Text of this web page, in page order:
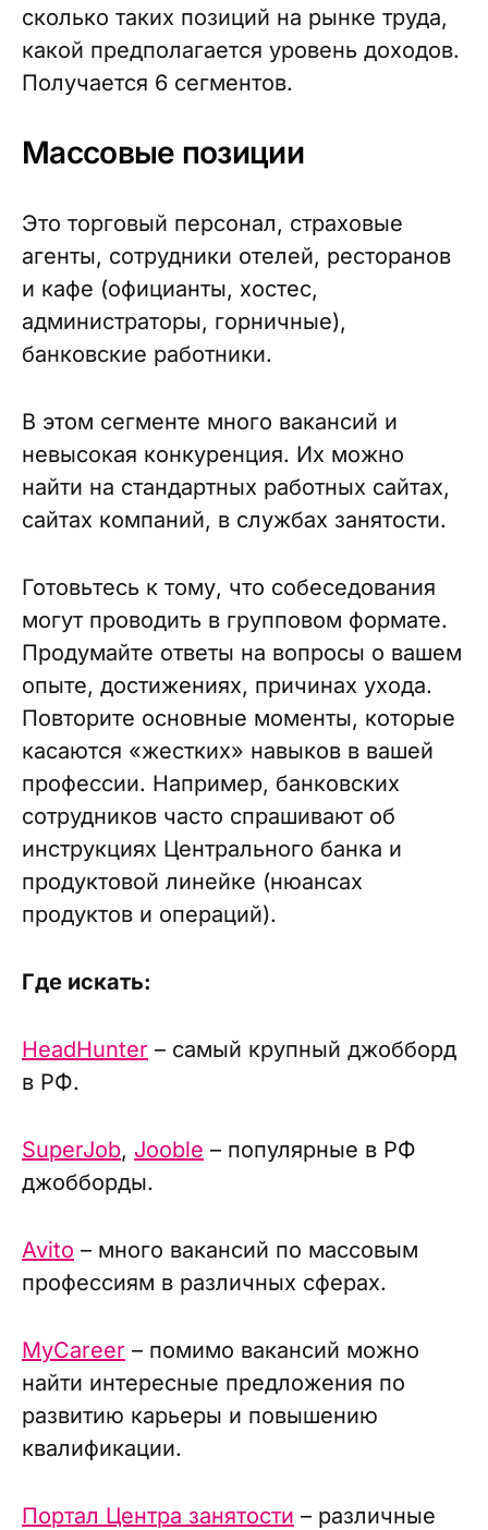
сколько таких позиций на рынке труда,
какой предполагается уровень доходов.
Получается 6 сегментов.
Массовые позиции
Это торговый персонал, страховые
агенты, сотрудники отелей, ресторанов
и кафе (официанты, хостес,
администраторы, горничные),
банковские работники.
В этом сегменте много вакансий и
невысокая конкуренция. Их можно
найти на стандартных работных сайтах,
сайтах компаний, в службах занятости.
Готовьтесь к тому, что собеседования
могут проводить в групповом формате.
Продумайте ответы на вопросы о вашем
опыте, достижениях, причинах ухода.
Повторите основные моменты, которые
касаются «жестких» навыков в вашей
профессии. Например, банковских
сотрудников часто спрашивают об
инструкциях Центрального банка и
продуктовой линейке (нюансах
продуктов и операций).
Где искать:
HeadHunter – самый крупный джобборд
в РФ.
SuperJob, Jooble – популярные в РФ
джобборды.
Avito – много вакансий по массовым
профессиям в различных сферах.
MyCareer – помимо вакансий можно
найти интересные предложения по
развитию карьеры и повышению
квалификации.
Портал Центра занятости – различные